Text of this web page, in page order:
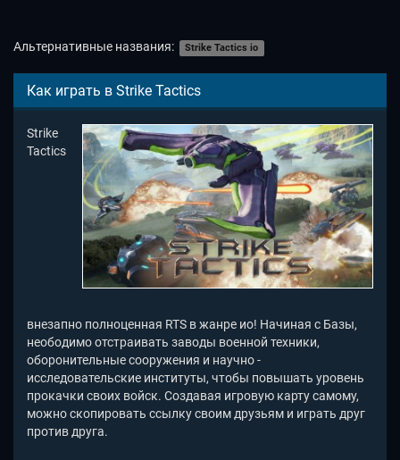
Альтернативные названия: Strike Tactics io
Как играть в Strike Tactics
Strike
Tactics
внезапно полноценная RTS в жанре ио! Начиная с Базы,
неободимо отстраивать заводы военной техники,
оборонительные сооружения и научно -
исследовательские институты, чтобы повышать уровень
прокачки своих войск. Создавая игровую карту самому,
можно скопировать ссылку своим друзьям и играть друг
против друга.